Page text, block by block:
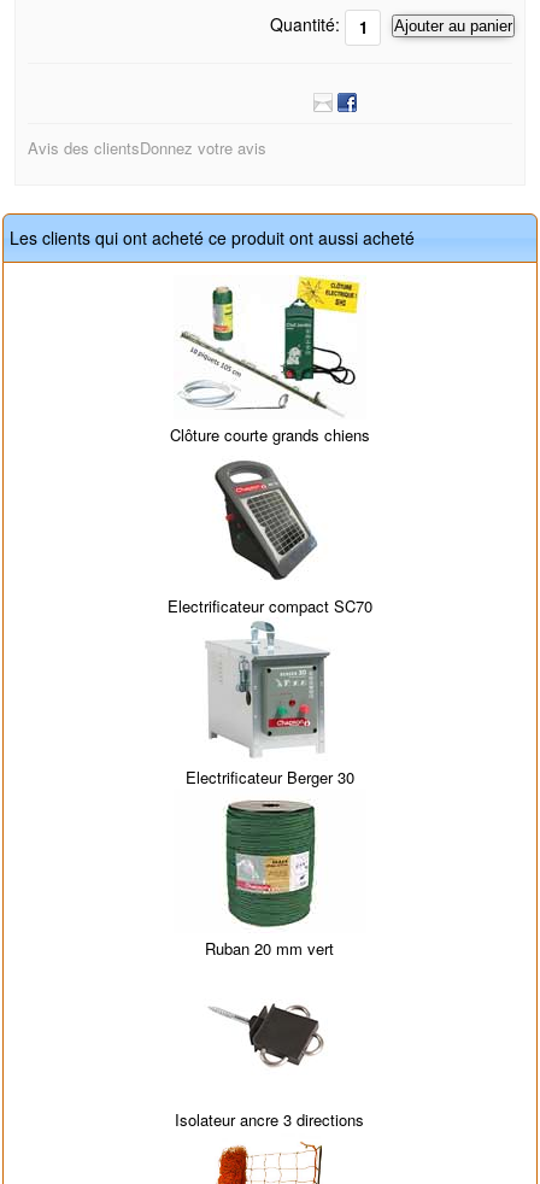
Quantité: Ajouter au panier
Avis des clientsDonnez votre avis
Les clients qui ont acheté ce produit ont aussi acheté
Clôture courte grands chiens
Electrificateur compact SC70
Electrificateur Berger 30
Ruban 20 mm vert
Isolateur ancre 3 directions